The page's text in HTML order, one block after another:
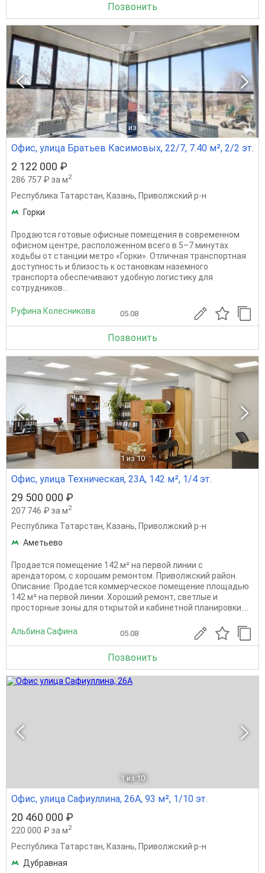
Позвонить
1 из 9
Офис, улица Братьев Касимовых, 22/7, 7.40 м², 2/2 эт.
2 122 000 ₽
286 757 ₽ за м2
Республика Татарстан, Казань, Приволжский р-н
Горки
Продаются готовые офисные помещения в современном
офисном центре, расположенном всего в 5–7 минутах
ходьбы от станции метро «Горки». Отличная транспортная
доступность и близость к остановкам наземного
транспорта обеспечивают удобную логистику для
сотрудников...
Руфина Колесникова 05.08
Позвонить
1 из 10
Офис, улица Техническая, 23А, 142 м², 1/4 эт.
29 500 000 ₽
207 746 ₽ за м2
Республика Татарстан, Казань, Приволжский р-н
Аметьево
Продается помещение 142 м² на первой линии с
арендатором, с хорошим ремонтом. Приволжский район.
Описание: Продается коммерческое помещение площадью
142 м² на первой линии. Хороший ремонт, светлые и
просторные зоны для открытой и кабинетной планировки....
Альбина Сафина 05.08
Позвонить
1 из 10
Офис, улица Сафиуллина, 26А, 93 м², 1/10 эт.
20 460 000 ₽
220 000 ₽ за м2
Республика Татарстан, Казань, Приволжский р-н
Дубравная